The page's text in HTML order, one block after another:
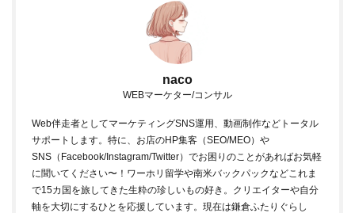
naco
WEBマーケター/コンサル
Web伴走者としてマーケティングSNS運用、動画制作などトータル
サポートします。特に、お店のHP集客（SEO/MEO）や
SNS（Facebook/Instagram/Twitter）でお困りのことがあればお気軽
に聞いてください〜！ワーホリ留学や南米バックパックなどこれま
で15カ国を旅してきた生粋の珍しいもの好き。クリエイターや自分
軸を大切にするひとを応援しています。現在は鎌倉ふたりぐらし